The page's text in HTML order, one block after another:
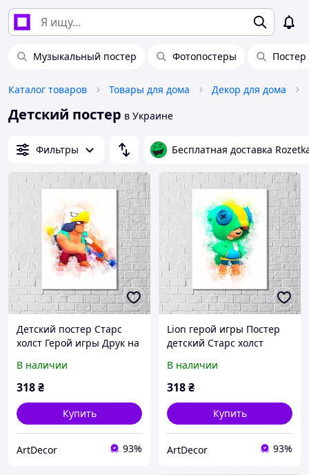
Музыкальный постер Фотопостеры Постер
Каталог товаров Товары для дома Декор для дома
Детский постер в Украине
Фильтры Бесплатная доставка
Детский постер Старс
холст Герой игры Друк на
Холст печатный Картина
в детскую Постер игр
В наличии
318₴
Купить
ArtDecor 93%
Lion герой игры Постер
детский Старс холст
Легендарный боец класса
Скрытный убийца холст
В наличии
318₴
Купить
ArtDecor 93%